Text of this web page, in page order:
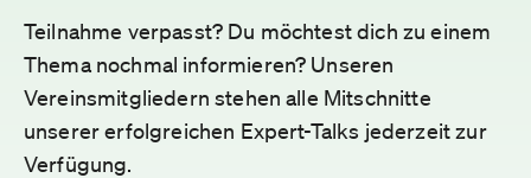
Teilnahme verpasst? Du möchtest dich zu einem
Thema nochmal informieren? Unseren
Vereinsmitgliedern stehen alle Mitschnitte
unserer erfolgreichen Expert-Talks jederzeit zur
Verfügung.